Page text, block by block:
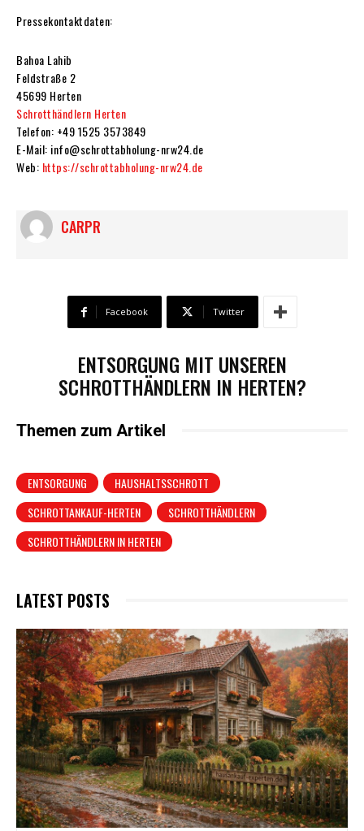
Pressekontaktdaten:
Bahoa Lahib
Feldstraße 2
45699 Herten
Schrotthändlern Herten
Telefon: +49 1525 3573849
E-Mail: info@schrottabholung-nrw24.de
Web: https://schrottabholung-nrw24.de
CARPR
Facebook Twitter
ENTSORGUNG MIT UNSEREN
SCHROTTHÄNDLERN IN HERTEN?
Themen zum Artikel
ENTSORGUNG
HAUSHALTSSCHROTT
SCHROTTANKAUF-HERTEN
SCHROTTHÄNDLERN
SCHROTTHÄNDLERN IN HERTEN
LATEST POSTS